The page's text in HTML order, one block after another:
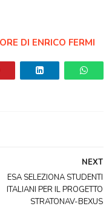
DI ENRICO FERMI
NEXT
ESA SELEZIONA STUDENTI
ITALIANI PER IL PROGETTO
STRATONAV-BEXUS